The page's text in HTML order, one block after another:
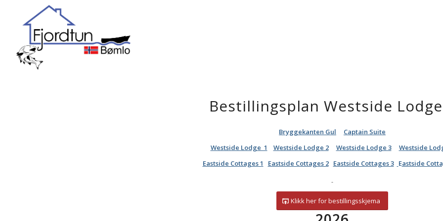
Bestillingsplan Westside
Bryggekanten Gul
Captain Suite
Westside Lodge 1
Westside Lodge 2 Westside Lodge 3
Westside
Eastside Cottages 1
Eastside Cottages 2 Eastside Cottages 3 Eastside
Klikk her for bestillingsskjema